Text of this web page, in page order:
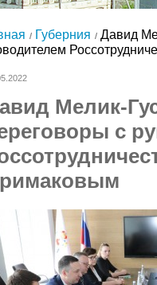
Губерния
Давид
Мелик-
с